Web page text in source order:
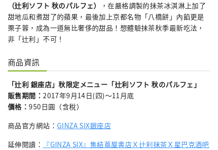
（辻利ソフト 秋のパルフェ）
，在嚴格調製的抺茶冰淇淋上加了
甜地瓜和煮甜了的蘋果，最後加上京都名物「八橋餅」內餡更是
栗子蓉，成為一道無比奢侈的甜品！想體驗抺茶秋季最新吃法，
非「辻利」不可！
商品資訊
「辻利 銀座店」秋限定メニュー「辻利ソフト 秋のパルフェ」
販售期間：2017年9月14日(四)〜11月底
價格：950日圓（含稅）
商品官方網站： GINZA SIX銀座店
延伸閱讀：
『GINZA SIX』集結蔦屋書店Ｘ辻利抹茶Ｘ星巴克酒吧